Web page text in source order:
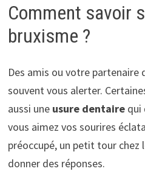
Comment savoir
bruxisme ?
Des amis ou votre
souvent vous alerter.
aussi une usure dentairequi
vous aimez vos sourires
préoccupé, un petit tour chez
donner des réponses.